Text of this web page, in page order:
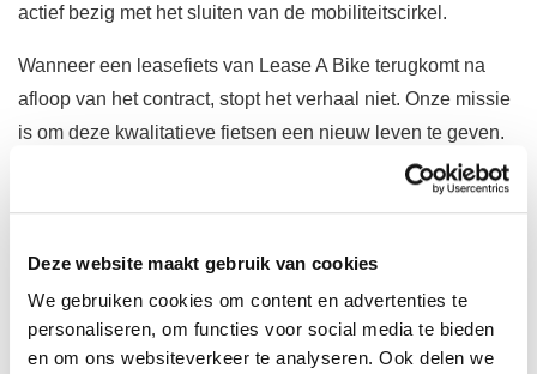
Deze website maakt gebruik van cookies
We gebruiken cookies om content en advertenties te
personaliseren, om functies voor social media te bieden
en om ons websiteverkeer te analyseren. Ook delen we
actief bezig met het sluiten van de mobiliteitscirkel.
Wanneer een leasefiets van Lease A Bike terugkomt na
afloop van het contract, stopt het verhaal niet. Onze missie
is om deze kwalitatieve fietsen een nieuw leven te geven.
Bij Bikeselection nemen onze
technici de fietsen onder handen. Dit is geen
oppervlakkige check, maar een volledige
Onderdelen en Kwaliteit:
Slijtageonderdelen
worden vervangen en de fiets wordt met zorg en